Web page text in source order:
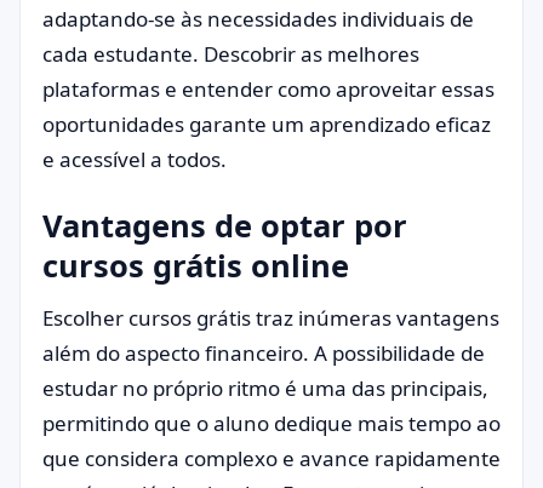
adaptando-se às necessidades individuais de
cada estudante. Descobrir as melhores
plataformas e entender como aproveitar essas
oportunidades garante um aprendizado eficaz
e acessível a todos.
Vantagens de optar por
cursos grátis online
Escolher cursos grátis traz inúmeras vantagens
além do aspecto financeiro. A possibilidade de
estudar no próprio ritmo é uma das principais,
permitindo que o aluno dedique mais tempo ao
que considera complexo e avance rapidamente